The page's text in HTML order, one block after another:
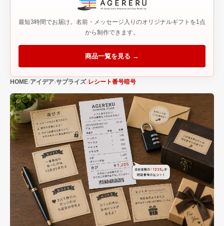
HOME アイデア サプライズ レシート番号暗号
最短3時間でお届け。名前・メッセージ入りのオリジナルギフトを1点
から制作できます。
商品一覧を見る →